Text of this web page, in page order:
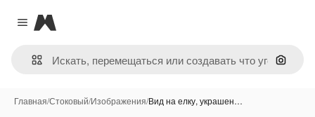
Close menu
Magnific
Поиск
Главная/Стоковый/Изображения/Вид на елку, украшен…